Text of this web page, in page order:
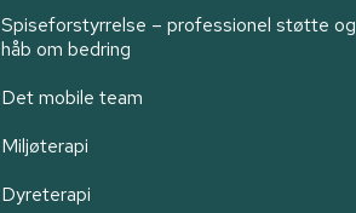
Spiseforstyrrelse – professionel støtte og
håb om bedring
Det mobile team
Miljøterapi
Dyreterapi